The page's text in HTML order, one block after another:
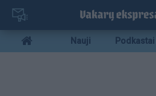
Pereiti
pagrindinį
turinį
Mobile
menu
Nauji Podkastai